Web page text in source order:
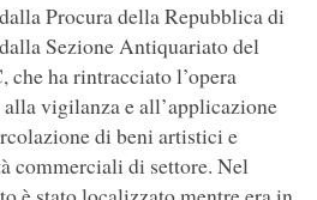
Procura della Repubblica di
Sezione Antiquariato del
che ha rintracciato l’opera
vigilanza e all’applicazione
di beni artistici e
commerciali di settore. Nel